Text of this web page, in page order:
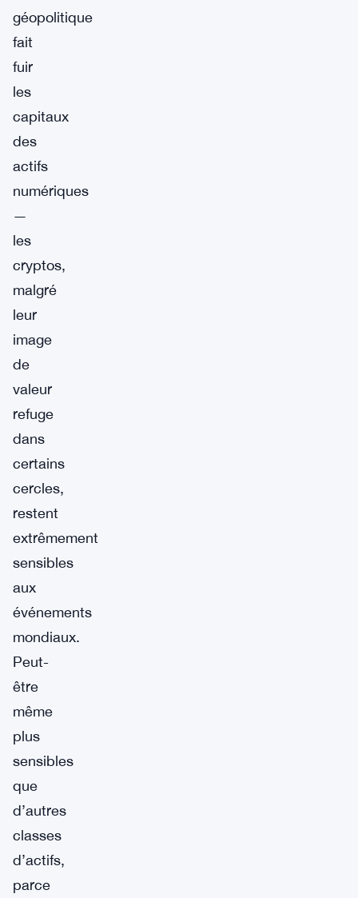
géopolitique
fait
fuir
les
capitaux
des
actifs
numériques
—
les
cryptos,
malgré
leur
image
de
valeur
refuge
dans
certains
cercles,
restent
extrêmement
sensibles
aux
événements
mondiaux.
Peut-
être
même
plus
sensibles
que
d’autres
classes
d’actifs,
parce